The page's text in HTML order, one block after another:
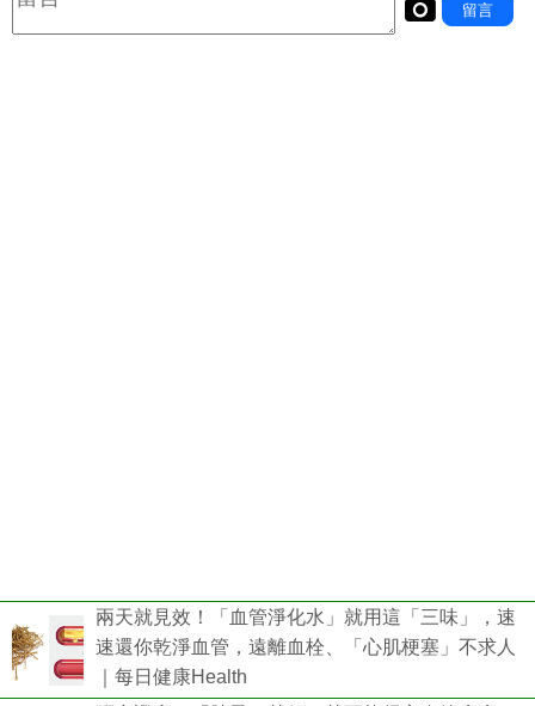
兩天就見效！「血管淨化水」就用這「三味」，速
速還你乾淨血管，遠離血栓、「心肌梗塞」不求人
｜每日健康Health